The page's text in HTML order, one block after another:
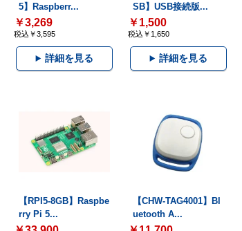
5】Raspberr...
￥3,269
税込￥3,595
詳細を見る
SB】USB接続版...
￥1,500
税込￥1,650
詳細を見る
【RPI5-8GB】Raspbe
rry Pi 5...
【CHW-TAG4001】Bl
uetooth A...